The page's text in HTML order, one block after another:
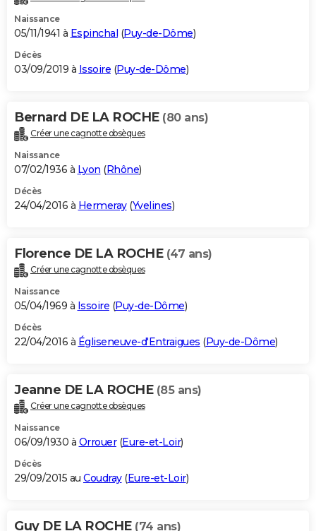
Naissance
05/11/1941 à Espinchal (Puy-de-Dôme)
Décès
03/09/2019 à Issoire (Puy-de-Dôme)
Bernard DE LA ROCHE (80 ans)
Créer une cagnotte obsèques
Naissance
07/02/1936 à Lyon (Rhône)
Décès
24/04/2016 à Hermeray(Yvelines)
Florence DE LA ROCHE (47 ans)
Créer une cagnotte obsèques
Naissance
05/04/1969 à Issoire (Puy-de-Dôme)
Décès
22/04/2016 à Égliseneuve-d'Entraigues (Puy-de-Dôme)
Jeanne DE LA ROCHE (85 ans)
Créer une cagnotte obsèques
Naissance
06/09/1930 à Orrouer(Eure-et-Loir)
Décès
29/09/2015 au Coudray(Eure-et-Loir)
Guy DE LA ROCHE (74 ans)